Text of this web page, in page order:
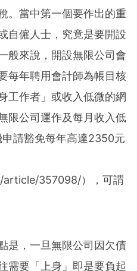
。當中第一個要作出的重
自僱人士，究竟是要開設
般來說，開設無限公司會
每年聘用會計師為帳目核
工作者」或收入低微的網
限公司運作及每月收入低
請豁免每年高達2350元
357098/），可謂
是，一旦無限公司因欠債
需要「上身」即是要負起